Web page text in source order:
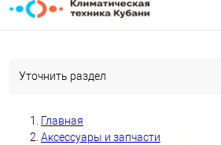
Уточнить раздел
Главная
Аксессуары и запчасти